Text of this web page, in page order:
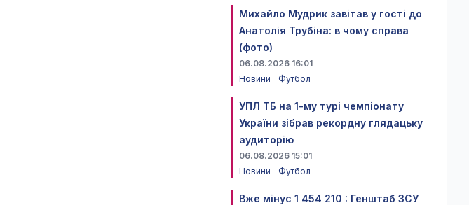
Михайло Мудрик завітав у гості до
Анатолія Трубіна: в чому справа
(фото)
06.08.2026 16:01
Новини
Футбол
УПЛ ТБ на 1-му турі чемпіонату
України зібрав рекордну глядацьку
аудиторію
06.08.2026 15:01
Новини
Футбол
Вже мінус 1 454 210 : Генштаб ЗСУ